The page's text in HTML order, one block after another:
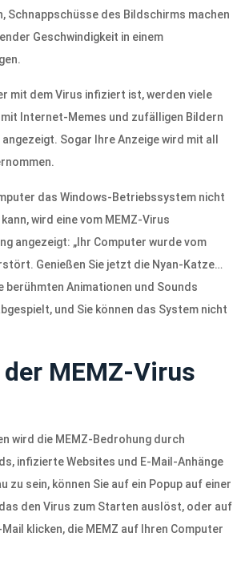
Schnappschüsse des Bildschirms machen
Geschwindigkeit in einem
mit dem Virus infiziert ist, werden viele
mit Internet-Memes und zufälligen Bildern
Sogar Ihre Anzeige wird mit all
das Windows-Betriebssystem nicht
wird eine vom MEMZ-Virus
angezeigt: „Ihr Computer wurde vom
Genießen Sie jetzt die Nyan-Katze…
berühmten Animationen und Sounds
und Sie können das System nicht
MEMZ-Virus
wird die MEMZ-Bedrohung durch
infizierte Websites und E-Mail-Anhänge
zu sein, können Sie auf ein Popup auf einer
den Virus zum Starten auslöst, oder auf
Mail klicken, die MEMZ auf Ihren Computer